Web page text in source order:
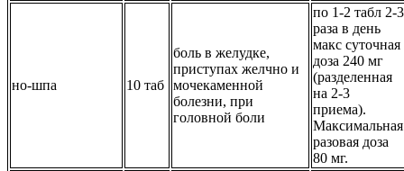
но-шпа 10 таб
боль в желудке,
приступах желчно и
мочекаменной
болезни, при
головной боли
по 1-2 табл 2-3
раза в день
макс суточная
доза 240 мг
(разделенная
на 2-3
приема).
Максимальная
разовая доза
80 мг.